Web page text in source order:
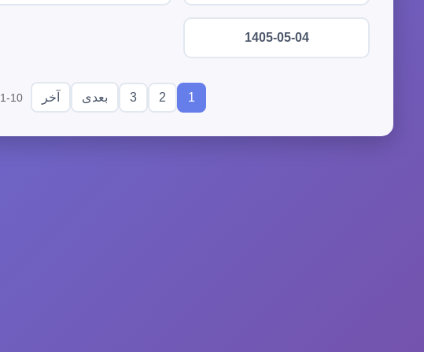
1405-05-04
1
2
3 بعدی آخر 1-10 از 3424